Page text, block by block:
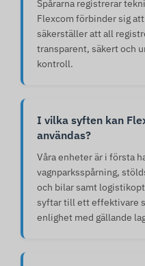
Spårarna registrerar
Flexcom förbinder sig
säkerställer att all
transparent, säkert och
kontroll.
I vilka syften kan
användas?
Våra enheter är i första
vagnparksspårning,
och bilar samt
syftar till ett effektivare
enlighet med gällande